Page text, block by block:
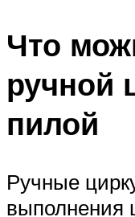
Что
ручной
пилой
Ручные
выполнения